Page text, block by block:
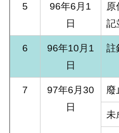
5
96年6月1
日
原
記
6
96年10月1
日
註
7
97年6月30
日
廢
未